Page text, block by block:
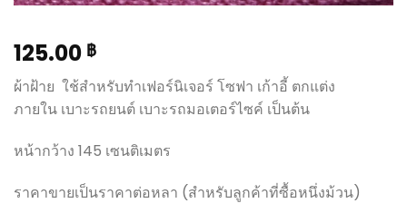
125.00 ฿
ผ้าฝ้าย ใช้สำหรับทำเฟอร์นิเจอร์ โซฟา เก้าอี้ ตกแต่ง
ภายใน เบาะรถยนต์ เบาะรถมอเตอร์ไซค์ เป็นต้น
หน้ากว้าง 145 เซนติเมตร
ราคาขายเป็นราคาต่อหลา (สำหรับลูกค้าที่ซื้อหนึ่งม้วน)